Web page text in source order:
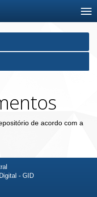
de acordo com a
- GID